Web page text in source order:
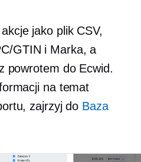
jako plik CSV,
GTIN i Marka, a
powrotem do Ecwid.
na temat
zajrzyj do Baza